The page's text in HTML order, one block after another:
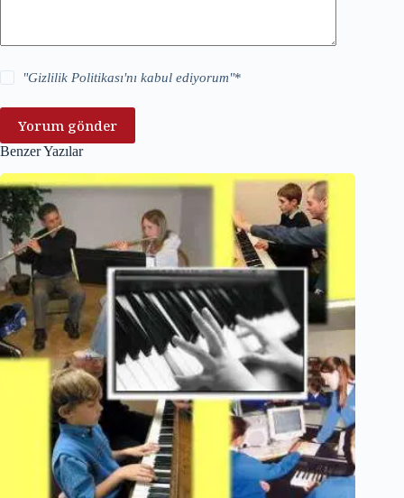
"Gizlilik Politikası'nı kabul ediyorum"*
Yorum gönder
Benzer Yazılar